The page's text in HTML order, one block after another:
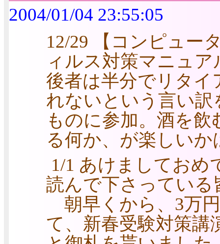
2004/01/04 23:55:05
12/29 【コンピュー
ィルス対策マニュ
後者は半分でリタイ
れないという言い
ものに参加。酒を
る何か、が楽しい
1/1 あけましておめ
読んで下さっている
朝早くから、3万
て、新春受験対策講